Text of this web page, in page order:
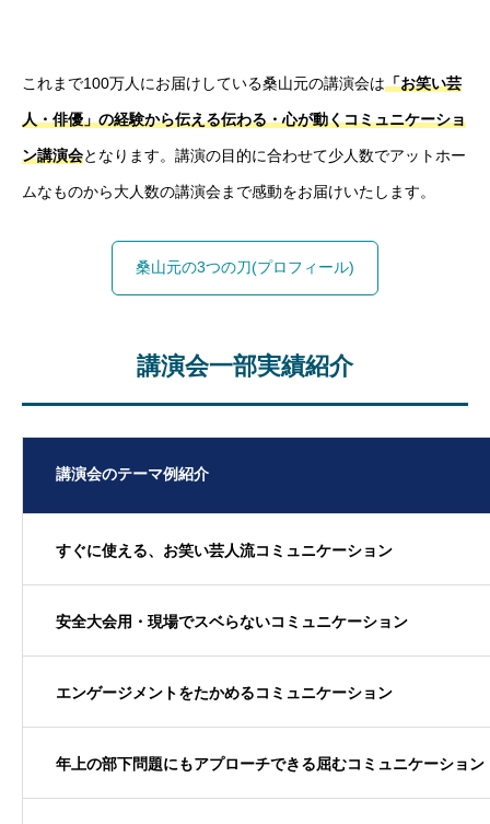
これまで100万人にお届けしている桑山元の講演会は「お笑い芸
人・俳優」の経験から伝える伝わる・心が動くコミュニケーショ
ン講演会となります。講演の目的に合わせて少人数でアットホー
ムなものから大人数の講演会まで感動をお届けいたします。
桑山元の3つの刀(プロフィール)
講演会一部実績紹介
講演会のテーマ例紹介
すぐに使える、お笑い芸人流コミュニケーション
安全大会用・現場でスベらないコミュニケーション
エンゲージメントをたかめるコミュニケーション
年上の部下問題にもアプローチできる屈むコミュニケーション